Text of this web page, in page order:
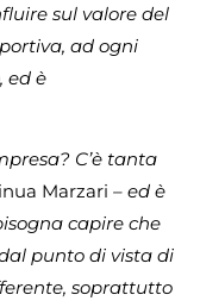
sul valore del
ad ogni
ed è
C’è tanta
Marzari – ed è
capire che
punto di vista di
soprattutto